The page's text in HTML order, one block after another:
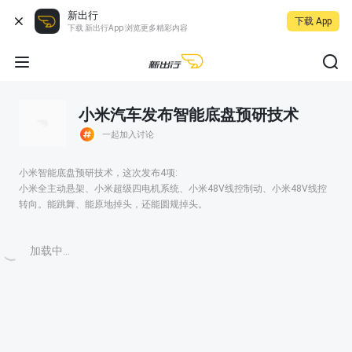
新出行
下载 新出行App 浏览更多精彩内容
下载 App
小米汽车发布智能底盘预研技术
一起加入讨论
小米智能底盘预研技术，这次发布4项:
小米全主动悬架、小米超级四电机系统、小米48V线控制动、小米48V线控
转向。能跳舞、能原地掉头，还能圆规掉头。
加载中...